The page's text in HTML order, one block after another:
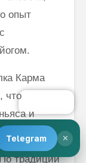
Telegram ✕
опыт
Карма
что
и
По традиции